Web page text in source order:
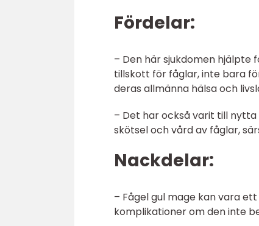
Fördelar:
– Den här sjukdomen
tillskott för fåglar, inte bara
deras allmänna hälsa och
– Det har också varit till
skötsel och vård av fåglar,
Nackdelar:
– Fågel gul mage kan vara
komplikationer om den inte